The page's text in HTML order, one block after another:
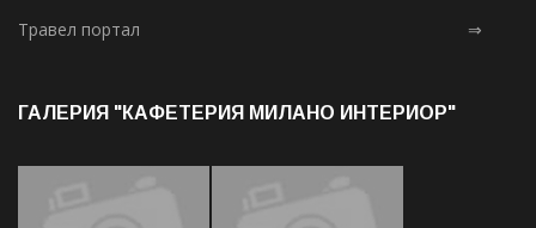
Травел портал ⇒
ГАЛЕРИЯ "КАФЕТЕРИЯ МИЛАНО ИНТЕРИОР"